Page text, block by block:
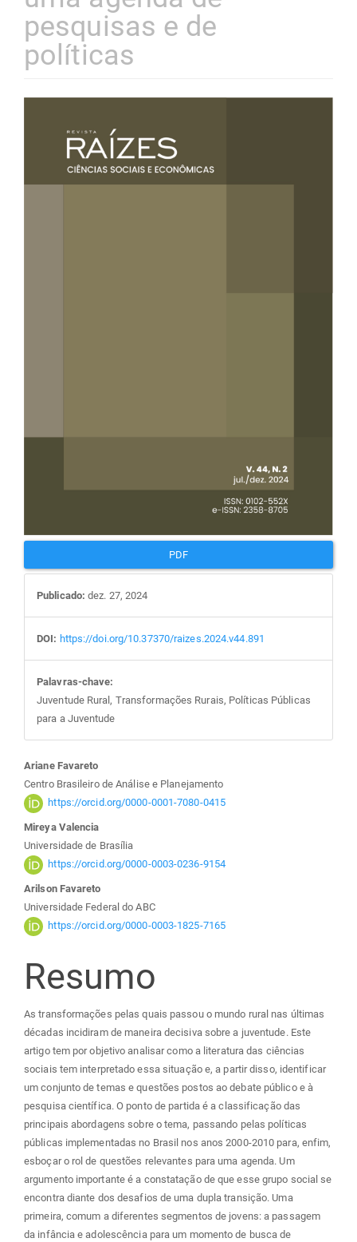
pesquisas e de
políticas
lateral
de
PDF
Publicado: dez. 27, 2024
DOI: https://doi.org/10.37370/raizes.2024.v44.891
Palavras-chave:
Juventude Rural, Transformações Rurais, Políticas Públicas
para a Juventude
Conteúdo
do
artigo
principal
Ariane Favareto
Centro Brasileiro de Análise e Planejamento
https://orcid.org/0000-0001-7080-0415
Mireya Valencia
Universidade de Brasília
https://orcid.org/0000-0003-0236-9154
Arilson Favareto
Universidade Federal do ABC
https://orcid.org/0000-0003-1825-7165
Resumo
As transformações pelas quais passou o mundo rural nas últimas
décadas incidiram de maneira decisiva sobre a juventude. Este
artigo tem por objetivo analisar como a literatura das ciências
sociais tem interpretado essa situação e, a partir disso, identificar
um conjunto de temas e questões postos ao debate público e à
pesquisa científica. O ponto de partida é a classificação das
principais abordagens sobre o tema, passando pelas políticas
públicas implementadas no Brasil nos anos 2000-2010 para, enfim,
esboçar o rol de questões relevantes para uma agenda. Um
argumento importante é a constatação de que esse grupo social se
encontra diante dos desafios de uma dupla transição. Uma
primeira, comum a diferentes segmentos de jovens: a passagem
da infância e adolescência para um momento de busca de